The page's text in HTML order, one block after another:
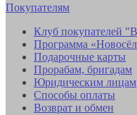
Покупателям
Клуб покупателей
Программа
Подарочные карты
Прорабам, бригадам
Юридическим лицам
Способы оплаты
Возврат и обмен